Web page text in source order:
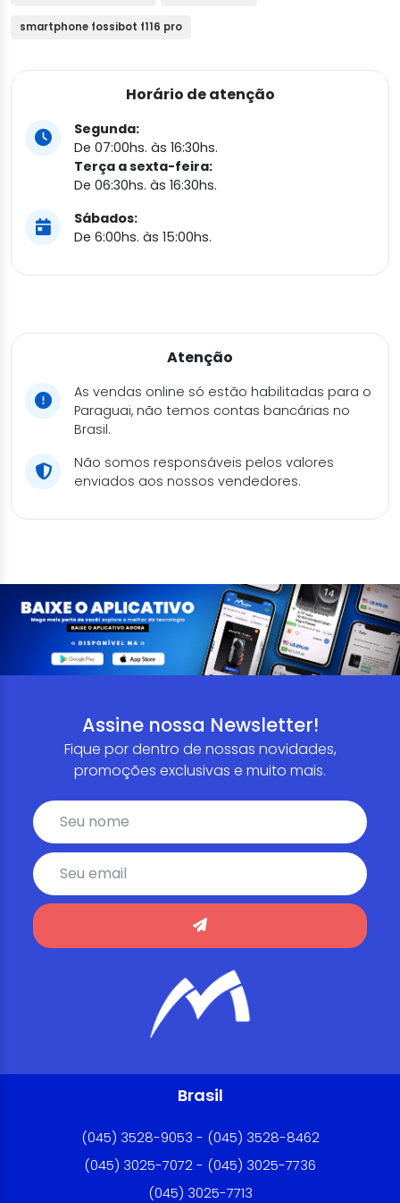
smartphone fossibot f116 pro
Horário de atenção
Segunda:
De 07:00hs. às 16:30hs.
Terça a sexta-feira:
De 06:30hs. às 16:30hs.
Sábados:
De 6:00hs. às 15:00hs.
Atenção
As vendas online só estão habilitadas para o
Paraguai, não temos contas bancárias no
Brasil.
Não somos responsáveis pelos valores
enviados aos nossos vendedores.
Assine nossa Newsletter!
Fique por dentro de nossas novidades,
promoções exclusivas e muito mais.
Brasil
(045) 3528-9053 - (045) 3528-8462
(045) 3025-7072 - (045) 3025-7736
(045) 3025-7713